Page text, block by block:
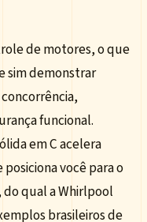
de motores, o que
sim demonstrar
funcional.
em C acelera
você para o
do qual a Whirlpool
brasileiros de